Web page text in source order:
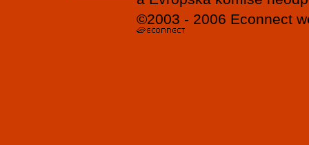
©2003 - 2006 Econnect